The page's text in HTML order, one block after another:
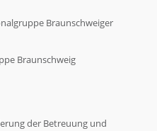
Braunschweiger
Braunschweig
der Betreuung und